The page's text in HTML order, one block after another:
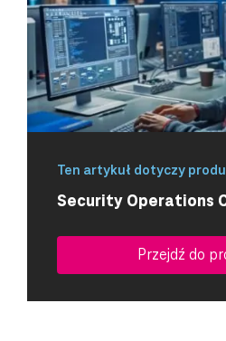
Ten artykuł dotyczy
Security Operations
Przejdź do